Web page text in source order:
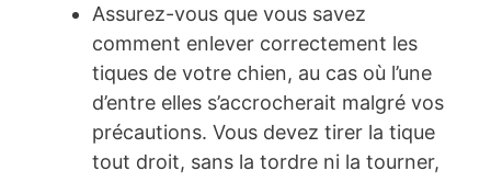
Assurez-vous que vous savez
comment enlever correctement les
tiques de votre chien, au cas où l’une
d’entre elles s’accrocherait malgré vos
précautions. Vous devez tirer la tique
tout droit, sans la tordre ni la tourner,